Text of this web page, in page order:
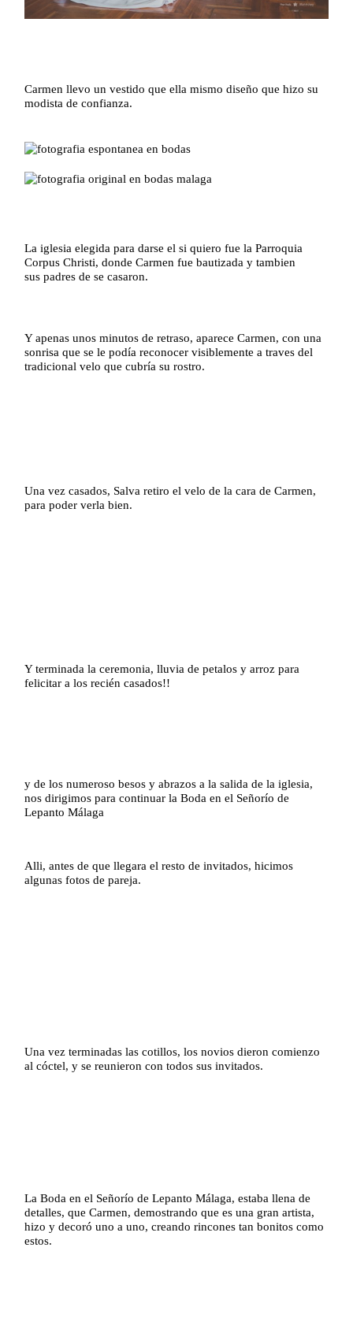
Carmen llevo un vestido que ella mismo diseño que hizo su
modista de confianza.
La iglesia elegida para darse el si quiero fue la Parroquia
Corpus Christi, donde Carmen fue bautizada y tambien
sus padres de se casaron.
Y apenas unos minutos de retraso, aparece Carmen, con una
sonrisa que se le podía reconocer visiblemente a traves del
tradicional velo que cubría su rostro.
Una vez casados, Salva retiro el velo de la cara de Carmen,
para poder verla bien.
Y terminada la ceremonia, lluvia de petalos y arroz para
felicitar a los recién casados!!
y de los numeroso besos y abrazos a la salida de la iglesia,
nos dirigimos para continuar la Boda en el Señorío de
Lepanto Málaga
Alli, antes de que llegara el resto de invitados, hicimos
algunas fotos de pareja.
Una vez terminadas las cotillos, los novios dieron comienzo
al cóctel, y se reunieron con todos sus invitados.
La Boda en el Señorío de Lepanto Málaga, estaba llena de
detalles, que Carmen, demostrando que es una gran artista,
hizo y decoró uno a uno, creando rincones tan bonitos como
estos.